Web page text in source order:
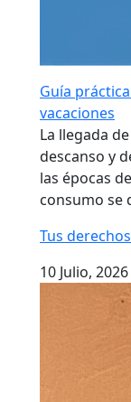
Guía
vacaciones
La llegada
descanso y
las épocas
consumo se
Tus derechos
10 Julio, 2026